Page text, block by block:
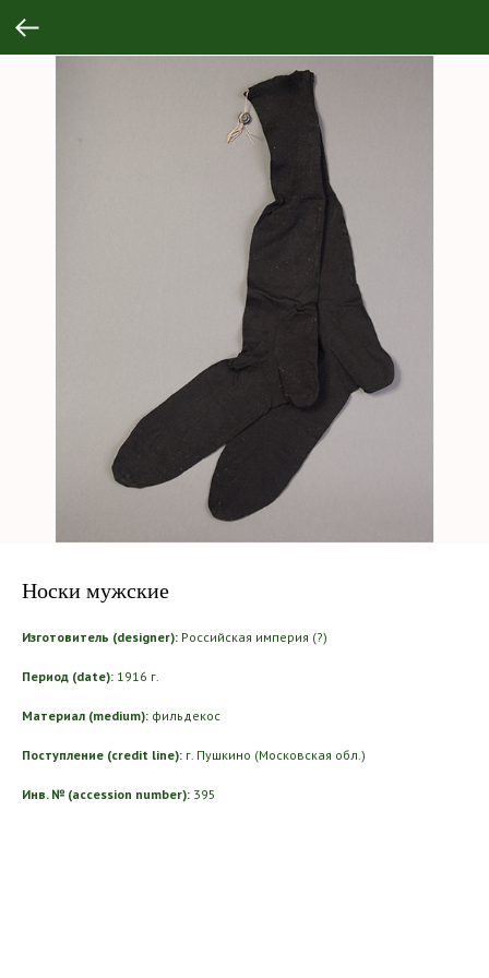
Носки мужские
Изготовитель (designer): Российская империя (?)
Период (date): 1916 г.
Материал (medium): фильдекос
Поступление (credit line): г. Пушкино (Московская обл.)
Инв. № (accession number): 395